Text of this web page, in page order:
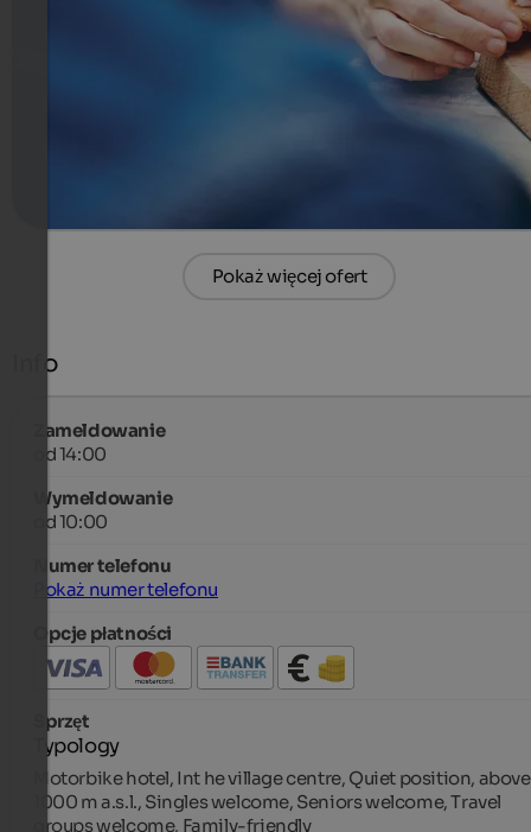
autumn offers clear views of the surrounding mountains
allows the eye to wander far and wide.
więcej szczegółów
Pokaż więcej ofert
Info
Zameldowanie
od 14:00
Wymeldowanie
od 10:00
Numer telefonu
Pokaż numer telefonu
Opcje płatności
Sprzęt
Typology
Motorbike hotel, Int he village centre, Quiet position, above
1000 m a.s.l., Singles welcome, Seniors welcome, Travel
groups welcome, Family-friendly